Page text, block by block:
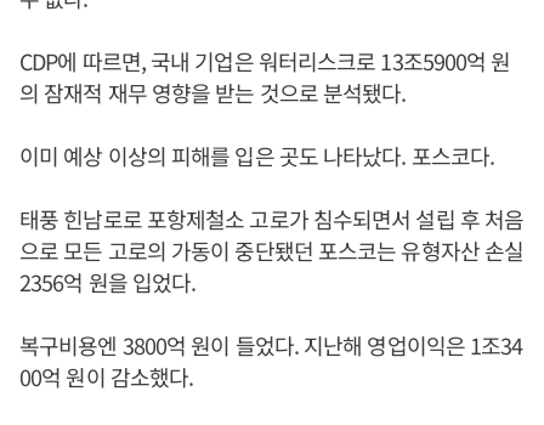
CDP에 따르면, 국내 기업은 워터리스크로 13조5900억 원
의 잠재적 재무 영향을 받는 것으로 분석됐다.
이미 예상 이상의 피해를 입은 곳도 나타났다. 포스코다.
태풍 힌남로로 포항제철소 고로가 침수되면서 설립 후 처음
으로 모든 고로의 가동이 중단됐던 포스코는 유형자산 손실
2356억 원을 입었다.
복구비용엔 3800억 원이 들었다. 지난해 영업이익은 1조34
00억 원이 감소했다.